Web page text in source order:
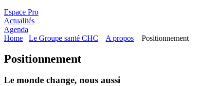
Espace Pro
Actualités
Agenda
Home
Le Groupe santé CHC A propos Positionnement
Positionnement
Le monde change, nous aussi